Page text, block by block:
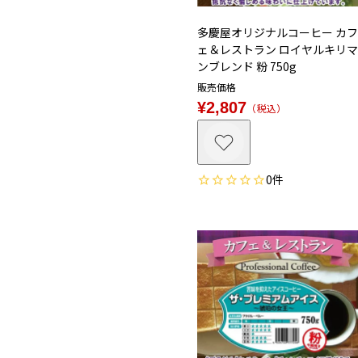
多慶屋オリジナルコーヒー カフ
ェ＆レストラン ロイヤルキリマ
ンブレンド 粉 750g
販売価格
¥2,807 税込
0